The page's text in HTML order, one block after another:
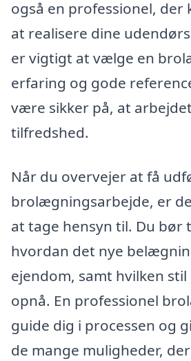
også en professionel, der
at realisere dine
er vigtigt at vælge en
erfaring og gode
være sikker på, at
tilfredshed.
Når du overvejer at få
brolægningsarbejde, er
at tage hensyn til. Du bør
hvordan det nye
ejendom, samt hvilken
opnå. En professionel
guide dig i processen og
de mange muligheder,